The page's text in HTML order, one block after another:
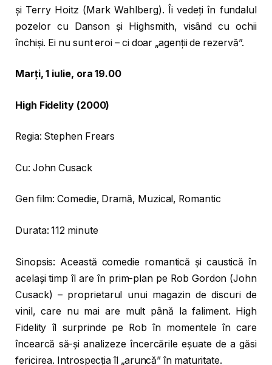
și Terry Hoitz (Mark Wahlberg). Îi vedeți în fundalul
pozelor cu Danson și Highsmith, visând cu ochii
închiși. Ei nu sunt eroi – ci doar „agenții de rezervă”.
Marți, 1 iulie, ora 19.00
High Fidelity (2000)
Regia: Stephen Frears
Cu: John Cusack
Gen film: Comedie, Dramă, Muzical, Romantic
Durata: 112 minute
Sinopsis: Această comedie romantică și caustică în
același timp îl are în prim-plan pe Rob Gordon (John
Cusack) – proprietarul unui magazin de discuri de
vinil, care nu mai are mult până la faliment. High
Fidelity îl surprinde pe Rob în momentele în care
încearcă să-și analizeze încercările eșuate de a găsi
fericirea. Introspecția îl „aruncă” în maturitate.